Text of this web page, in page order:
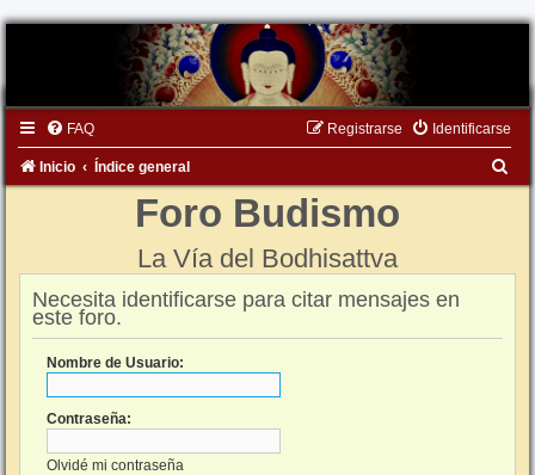
FAQ Identificarse
Registrarse
Inicio Índice general
Foro Budismo
La Vía del Bodhisattva
Necesita identificarse para citar mensajes en
este foro.
Nombre de Usuario:
Contraseña:
Olvidé mi contraseña